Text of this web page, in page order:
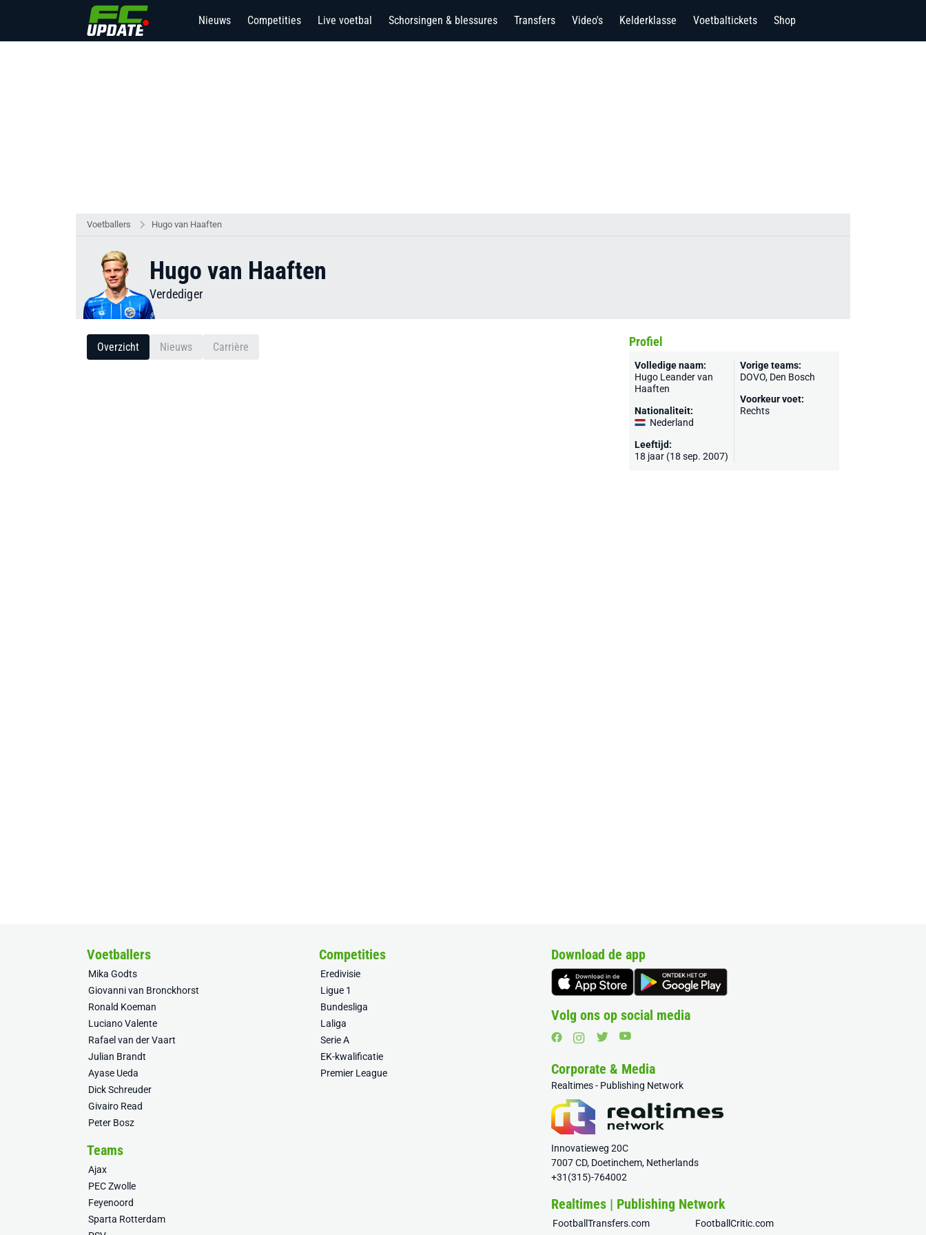
Nieuws Competities Live voetbal Schorsingen & blessures Transfers Video's Kelderklasse Voetbaltickets Shop
Voetballers Hugo van Haaften
Hugo van Haaften
Verdediger
Overzicht Nieuws Carrière Profiel
Volledige naam:
Hugo Leander van
Haaften
Nationaliteit:
Nederland
Leeftijd:
18 jaar (18 sep. 2007)
Vorige teams:
DOVO, Den Bosch
Voorkeur voet:
Rechts
Voetballers
Mika Godts
Giovanni van Bronckhorst
Ronald Koeman
Luciano Valente
Rafael van der Vaart
Julian Brandt
Ayase Ueda
Dick Schreuder
Givairo Read
Peter Bosz
Competities
Eredivisie
Ligue 1
Bundesliga
Laliga
Serie A
EK-kwalificatie
Premier League
Teams
Ajax
PEC Zwolle
Feyenoord
Sparta Rotterdam
Download de app
Volg ons op social media
Corporate & Media
Realtimes - Publishing Network
Innovatieweg 20C
7007 CD, Doetinchem, Netherlands
+31(315)-764002
Realtimes | Publishing Network
FootballTransfers.com
FootballCritic.com